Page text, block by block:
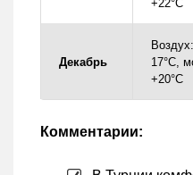
+22°C
Декабрь
17°C,
+20°C
Комментарии: